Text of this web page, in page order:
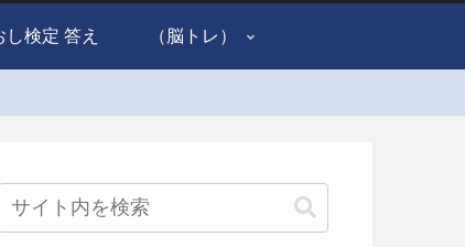
し検定 答え （脳トレ）